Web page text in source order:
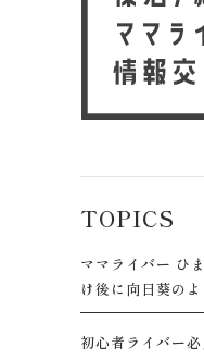
TOPICS
ママライバー ひ
け後に向日葵の
初心者ライバー